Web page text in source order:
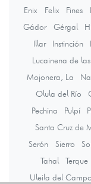
Enix
Felix Fines
Gádor
Gérgal
Illar
Instinción
Lucainena de
Mojonera, La
Olula del Río
Pechina
Pulpí
Santa Cruz de
Serón
Sierro
Tahal
Terque
Uleila del Campo